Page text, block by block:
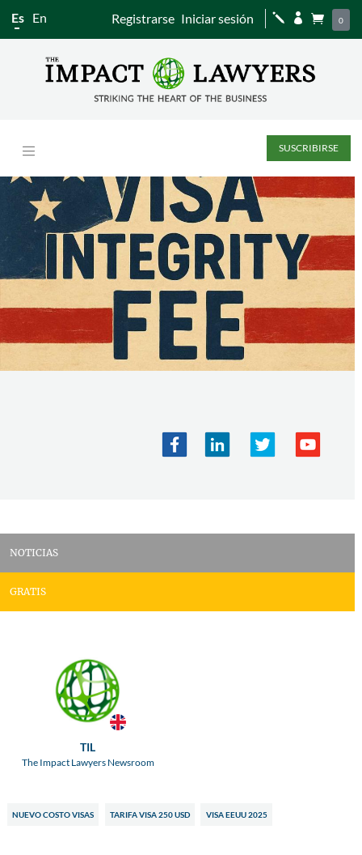
Es En Registrarse Iniciar sesión j   0
SUSCRIBIRSE
NOTICIAS
GRATIS
TIL
The Impact Lawyers Newsroom
NUEVO COSTO VISAS TARIFA VISA 250 USD VISA EEUU 2025